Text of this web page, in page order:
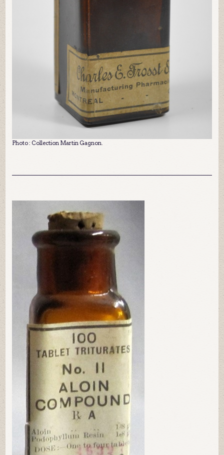
Photo : Collection Martin Gagnon.